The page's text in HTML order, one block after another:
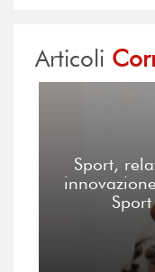
Articoli
Sport,